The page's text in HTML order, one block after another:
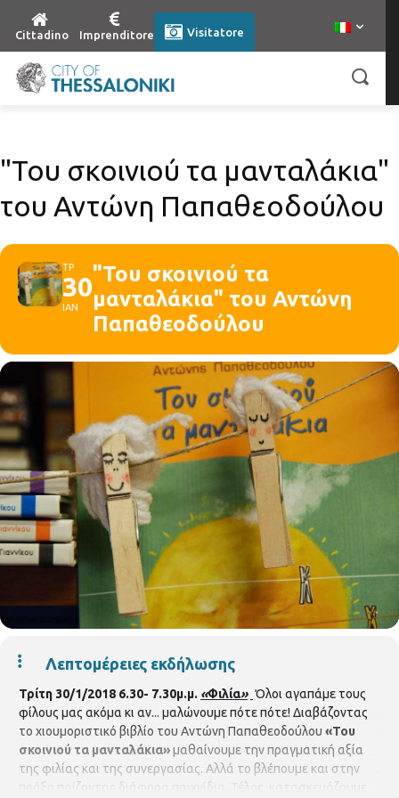
Cittadino Imprenditore Visitatore
"Του σκοινιού τα μανταλάκια"
του Αντώνη Παπαθεοδούλου
ΤΡ
30
ΙΑΝ
"Του σκοινιού τα
μανταλάκια" του Αντώνη
Παπαθεοδούλου
Λεπτομέρειες εκδήλωσης
Τρίτη 30/1/2018 6.30- 7.30μ.μ. «Φιλία» Όλοι αγαπάμε τους
φίλους μας ακόμα κι αν... μαλώνουμε πότε πότε! Διαβάζοντας
το χιουμοριστικό βιβλίο του Αντώνη Παπαθεοδούλου «Του
σκοινιού τα μανταλάκια»μαθαίνουμε την πραγματική αξία
της φιλίας και της συνεργασίας. Αλλά το βλέπουμε και στην
πράξη παίζοντας διάφορα παιχνίδια. Τέλος, κατασκευάζουμε